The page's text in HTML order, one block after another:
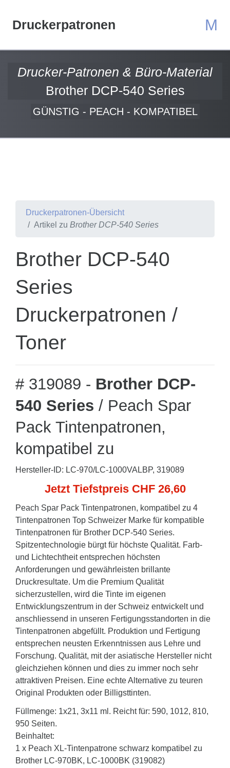
Druckerpatronen M
Drucker-Patronen & Büro-Material
Brother DCP-540 Series
GÜNSTIG - PEACH - KOMPATIBEL
Druckerpatronen-Übersicht
Artikel zu Brother DCP-540 Series
Brother DCP-540
Series
Druckerpatronen /
Toner
# 319089 - Brother DCP-
540 Series / Peach Spar
Pack Tintenpatronen,
kompatibel zu
Hersteller-ID: LC-970/LC-1000VALBP, 319089
Jetzt Tiefstpreis CHF 26,60
Peach Spar Pack Tintenpatronen, kompatibel zu 4
Tintenpatronen Top Schweizer Marke für kompatible
Tintenpatronen für Brother DCP-540 Series.
Spitzentechnologie bürgt für höchste Qualität. Farb-
und Lichtechtheit entsprechen höchsten
Anforderungen und gewährleisten brillante
Druckresultate. Um die Premium Qualität
sicherzustellen, wird die Tinte im eigenen
Entwicklungszentrum in der Schweiz entwickelt und
anschliessend in unseren Fertigungsstandorten in die
Tintenpatronen abgefüllt. Produktion und Fertigung
entsprechen neusten Erkenntnissen aus Lehre und
Forschung. Qualität, mit der asiatische Hersteller nicht
gleichziehen können und dies zu immer noch sehr
attraktiven Preisen. Eine echte Alternative zu teuren
Original Produkten oder Billigsttinten.
Füllmenge: 1x21, 3x11 ml. Reicht für: 590, 1012, 810,
950 Seiten.
Beinhaltet:
1 x Peach XL-Tintenpatrone schwarz kompatibel zu
Brother LC-970BK, LC-1000BK (319082)